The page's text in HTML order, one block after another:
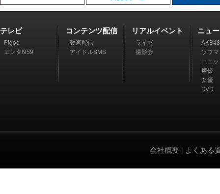
テレビ
Pigoo
エンタ!959
コンテンツ配信
動画配信
アイドルSMS
リアルイベント
ライブ
撮影会
ニュ
AKB48
ソフ
ユニ
声優
女優
DVD
会社概要 | よくある